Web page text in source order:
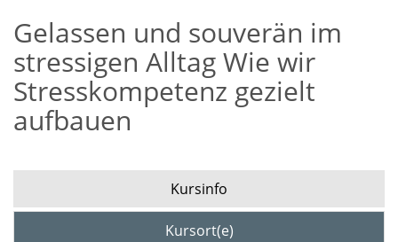
Gelassen und souverän im
stressigen Alltag Wie wir
Stresskompetenz gezielt
aufbauen
Kursinfo
Kursort(e)